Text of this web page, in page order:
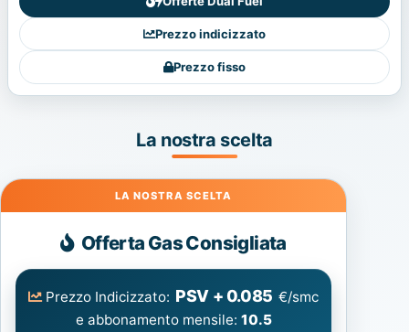
Prezzo indicizzato
Prezzo fisso
La nostra scelta
Gas
Offerta Gas Consigliata
Prezzo Indicizzato: PSV + 0.085 €/smc
e abbonamento mensile: 10.5